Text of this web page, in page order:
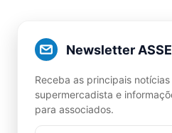
Newsletter
Receba as principais
supermercadista e
para associados.